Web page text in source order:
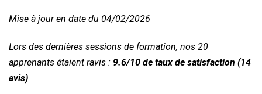
Mise à jour en date du 04/02/2026
Lors des dernières sessions de formation, nos 20
apprenants étaient ravis : 9.6/10 de taux de satisfaction (14
avis)